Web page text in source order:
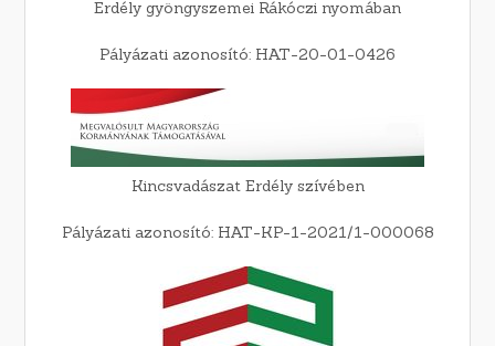
Erdély gyöngyszemei Rákóczi nyomában
Pályázati azonosító: HAT-20-01-0426
Kincsvadászat Erdély szívében
Pályázati azonosító: HAT-KP-1-2021/1-000068